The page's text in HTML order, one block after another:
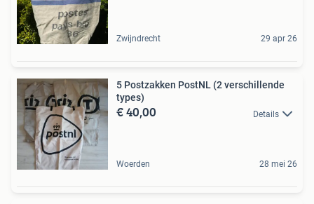
Zwijndrecht 29 apr 26
5 Postzakken PostNL (2 verschillende
types)
€ 40,00 Details
Woerden 28 mei 26